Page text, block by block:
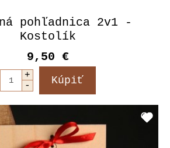
pohľadnica 2v1 -
Kostolík
9,50 €